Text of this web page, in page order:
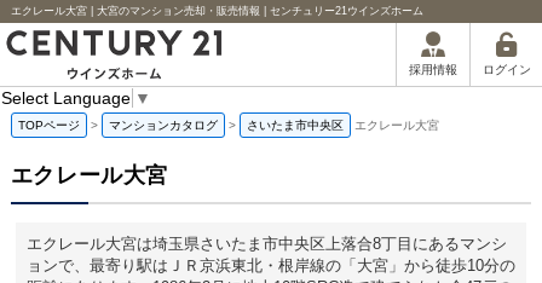
エクレール大宮 | 大宮のマンション売却・販売情報 | センチュリー21ウインズホーム
採用情報 ログイン
Select Language ▼
TOPページ > マンションカタログ > さいたま市中央区 エクレール大宮
エクレール大宮
エクレール大宮は埼玉県さいたま市中央区上落合8丁目にあるマンシ
ョンで、最寄り駅はＪＲ京浜東北・根岸線の「大宮」から徒歩10分の